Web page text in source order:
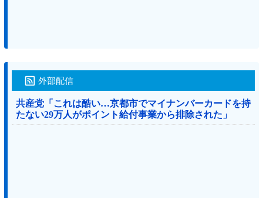
外部配信
共産党「これは酷い…京都市でマイナンバーカードを持
たない29万人がポイント給付事業から排除された」